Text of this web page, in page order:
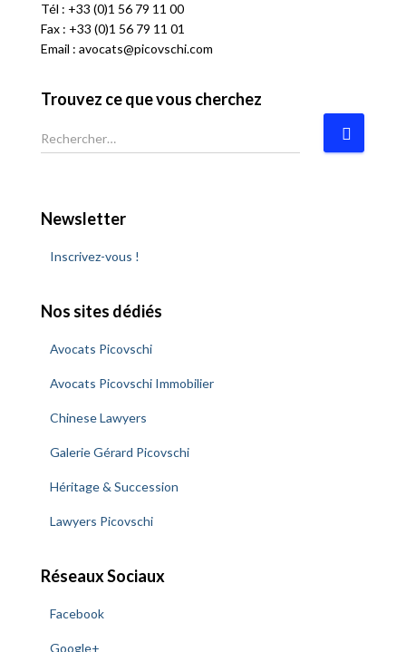
Tél : +33 (0)1 56 79 11 00
Fax : +33 (0)1 56 79 11 01
Email : avocats@picovschi.com
Trouvez ce que vous cherchez
R
e
e
r
Newsletter
Inscrivez-vous !
Nos sites dédiés
Avocats Picovschi
Avocats Picovschi Immobilier
Chinese Lawyers
Galerie Gérard Picovschi
Héritage & Succession
Lawyers Picovschi
Réseaux Sociaux
Facebook
Google+